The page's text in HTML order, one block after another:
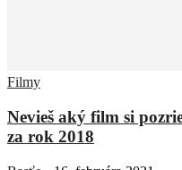
Filmy
Nevieš aký film si
za rok 2018